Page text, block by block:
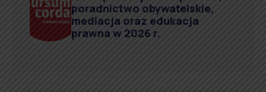
poradnictwo obywatelskie,
mediacja oraz edukacja
prawna w 2026 r.